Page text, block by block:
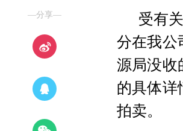
—分享—
受有
分在我公
源局没收
的具体详
拍卖。